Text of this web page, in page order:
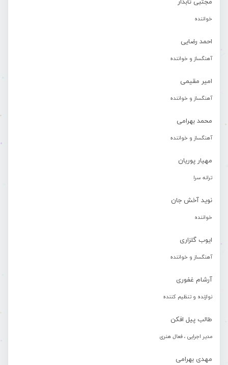
مجتبی تابدار
خواننده
احمد رضایی
آهنگساز و خواننده
امیر مقیمی
آهنگساز و خواننده
محمد بهرامی
آهنگساز و خواننده
مهیار پوریان
ترانه سرا
نوید آخش جان
خواننده
ایوب گلزاری
آهنگساز و خواننده
آرشام غفوری
نوازنده و تنظیم کننده
طالب پیل افکن
مدیر اجرایی ، فعال هنری
مهدی بهرامی